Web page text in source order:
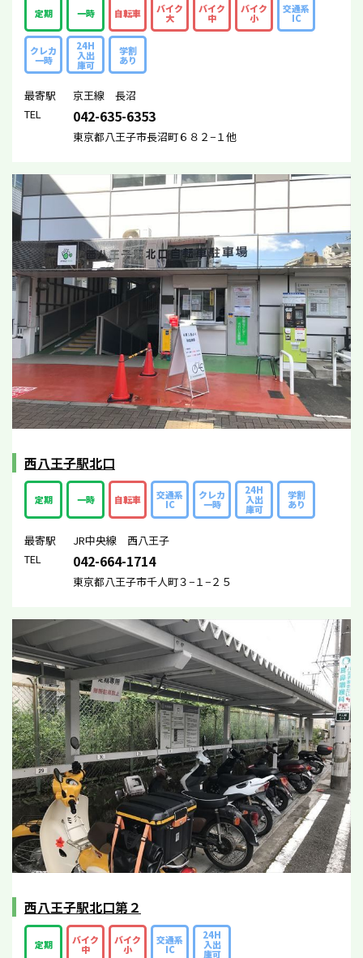
定期 一時 自転車 バイク
大
バイク
中
バイク
小
交通系
IC
クレカ
一時
24H
入出
庫可
学割
あり
最寄駅
京王線 長沼
TEL
042-635-6353
東京都八王子市長沼町６８２−１他
西八王子駅北口
定期 一時 自転車 交通系
IC
クレカ
一時
24H
入出
庫可
学割
あり
最寄駅
JR中央線 西八王子
TEL
042-664-1714
東京都八王子市千人町３−１−２５
西八王子駅北口第２
定期 バイク
中
バイク
小
交通系
IC
24H
入出
庫可